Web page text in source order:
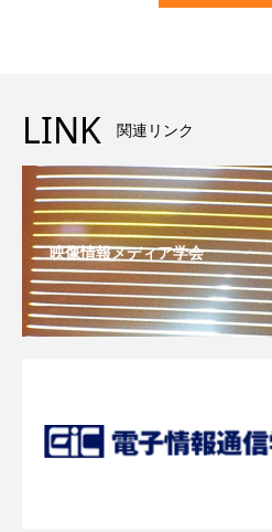
LINK 関連リンク
映像情報メディア学会